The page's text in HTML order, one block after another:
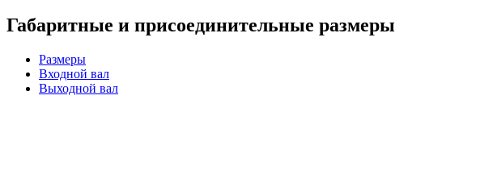
Габаритные и присоединительные размеры
Размеры
Входной вал
Выходной вал